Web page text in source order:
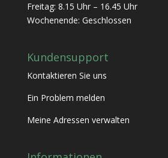
Freitag: 8.15 Uhr – 16.45 Uhr
Wochenende: Geschlossen
Kundensupport
Kontaktieren Sie uns
Ein Problem melden
Meine Adressen verwalten